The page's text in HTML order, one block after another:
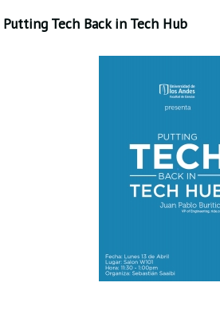
Putting Tech Back in Tech Hub